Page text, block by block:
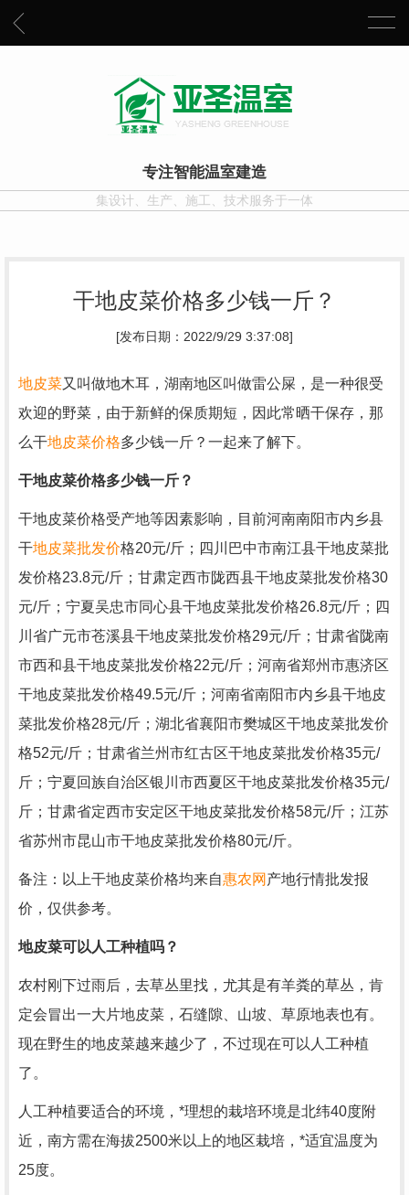
专注智能温室建造
集设计、生产、施工、技术服务于一体
干地皮菜价格多少钱一斤？
[发布日期：2022/9/29 3:37:08]
地皮菜又叫做地木耳，湖南地区叫做雷公屎，是一种很受
欢迎的野菜，由于新鲜的保质期短，因此常晒干保存，那
么干地皮菜价格多少钱一斤？一起来了解下。
干地皮菜价格多少钱一斤？
干地皮菜价格受产地等因素影响，目前河南南阳市内乡县
干地皮菜批发价格20元/斤；四川巴中市南江县干地皮菜批
发价格23.8元/斤；甘肃定西市陇西县干地皮菜批发价格30
元/斤；宁夏吴忠市同心县干地皮菜批发价格26.8元/斤；四
川省广元市苍溪县干地皮菜批发价格29元/斤；甘肃省陇南
市西和县干地皮菜批发价格22元/斤；河南省郑州市惠济区
干地皮菜批发价格49.5元/斤；河南省南阳市内乡县干地皮
菜批发价格28元/斤；湖北省襄阳市樊城区干地皮菜批发价
格52元/斤；甘肃省兰州市红古区干地皮菜批发价格35元/
斤；宁夏回族自治区银川市西夏区干地皮菜批发价格35元/
斤；甘肃省定西市安定区干地皮菜批发价格58元/斤；江苏
省苏州市昆山市干地皮菜批发价格80元/斤。
备注：以上干地皮菜价格均来自惠农网 产地行情批发报
价，仅供参考。
地皮菜可以人工种植吗？
农村刚下过雨后，去草丛里找，尤其是有羊粪的草丛，肯
定会冒出一大片地皮菜，石缝隙、山坡、草原地表也有。
现在野生的地皮菜越来越少了，不过现在可以人工种植
了。
人工种植要适合的环境，*理想的栽培环境是北纬40度附
近，南方需在海拔2500米以上的地区栽培，*适宜温度为
25度。